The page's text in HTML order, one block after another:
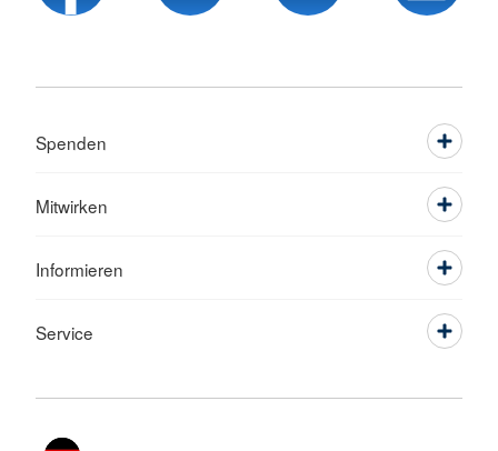
Spenden
Mitwirken
Informieren
Service
Sprache wechseln zu